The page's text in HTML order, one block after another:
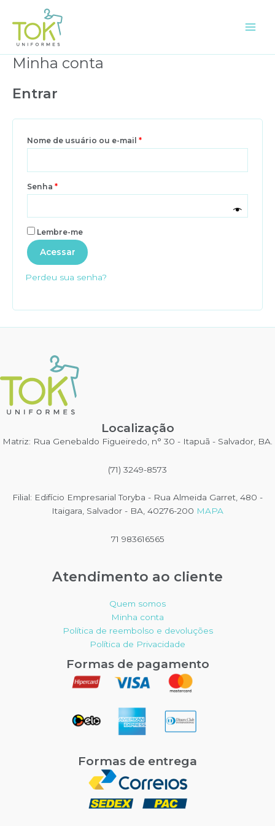
para
conteúdo
Minha conta
Entrar
Nome de usuário ou e-mail *Obrigatório
Senha *Obrigatório
Lembre-me
Acessar
Perdeu sua senha?
Localização
Matriz: Rua Genebaldo Figueiredo, n° 30 - Itapuã - Salvador, BA.
(71) 3249-8573
Filial: Edifício Empresarial Toryba - Rua Almeida Garret, 480 -
Itaigara, Salvador - BA, 40276-200 MAPA
71 983616565
Atendimento ao cliente
Quem somos
Minha conta
Política de reembolso e devoluções
Política de Privacidade
Formas de pagamento
Formas de entrega